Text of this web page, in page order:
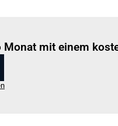
Monat mit einem